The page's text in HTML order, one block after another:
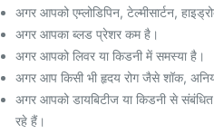
अगर आपको एम्लोडिपिन, टेल्मीसार्टन,
अगर आपका ब्लड प्रेशर कम है।
अगर आपको लिवर या किडनी में समस्या है।
अगर आप किसी भी हृदय रोग जैसे शॉक,
अगर आपको डायबिटीज या किडनी से
रहे हैं।